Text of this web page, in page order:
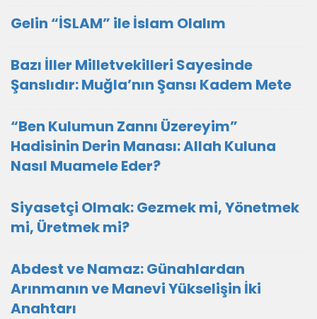
Gelin “İSLAM” ile İslam Olalım
Bazı İller Milletvekilleri Sayesinde
Şanslıdır: Muğla’nın Şansı Kadem Mete
“Ben Kulumun Zannı Üzereyim”
Hadisinin Derin Manası: Allah Kuluna
Nasıl Muamele Eder?
Siyasetçi Olmak: Gezmek mi, Yönetmek
mi, Üretmek mi?
Abdest ve Namaz: Günahlardan
Arınmanın ve Manevi Yükselişin İki
Anahtarı